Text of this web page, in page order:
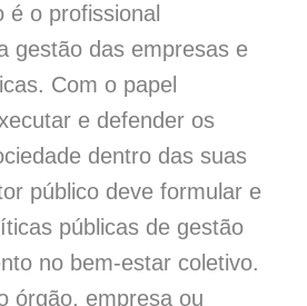
é o profissional
gestão das empresas e
Com o papel
e defender os
dentro das suas
público deve formular e
públicas de gestão
no bem-estar coletivo.
órgão, empresa ou